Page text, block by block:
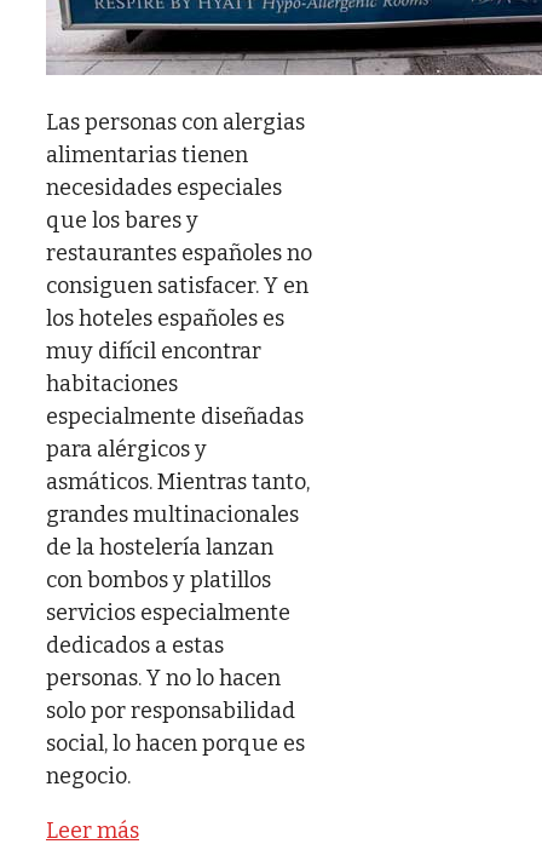
Las personas con alergias
alimentarias tienen
necesidades especiales
que los bares y
restaurantes españoles no
consiguen satisfacer. Y en
los hoteles españoles es
muy difícil encontrar
habitaciones
especialmente diseñadas
para alérgicos y
asmáticos. Mientras tanto,
grandes multinacionales
de la hostelería lanzan
con bombos y platillos
servicios especialmente
dedicados a estas
personas. Y no lo hacen
solo por responsabilidad
social, lo hacen porque es
negocio.
Leer más